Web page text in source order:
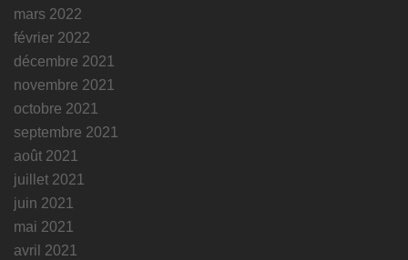
mars 2022
février 2022
décembre 2021
novembre 2021
octobre 2021
septembre 2021
août 2021
juillet 2021
juin 2021
mai 2021
avril 2021